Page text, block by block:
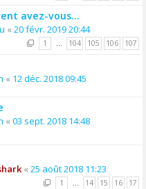
avez-vous...
« 20 févr. 2019 20:44
1 … 104 105 106 107
« 12 déc. 2018 09:45
« 03 sept. 2018 14:48
« 25 août 2018 11:23
1 … 14 15 16 17